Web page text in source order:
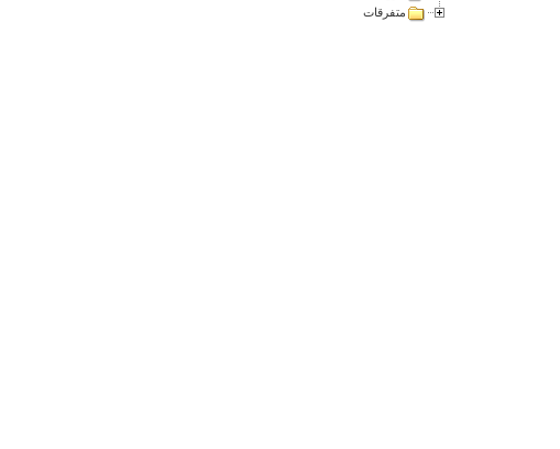
متفرقات